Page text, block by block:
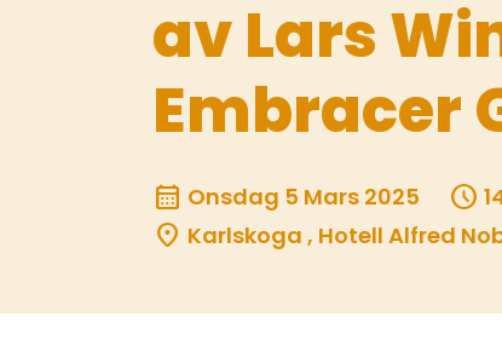
av Lars
Embracer
calendar_month Onsdag 5 Mars 2025 schedule
location_on Karlskoga , Hotell Alfred